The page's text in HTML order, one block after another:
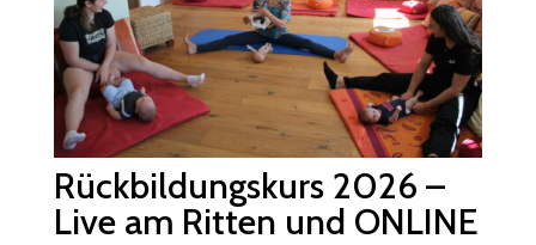
Rückbildungskurs 2026 –
Live am Ritten und ONLINE